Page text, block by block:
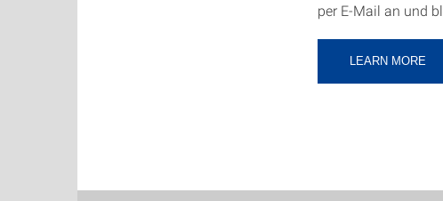
per E-Mail an und
LEARN MORE